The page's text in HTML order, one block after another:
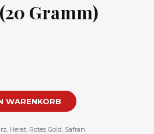
Gramm)
WARENKORB
Herat Rotes Gold Safran